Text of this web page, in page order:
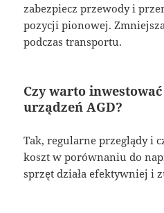
zabezpiecz przewody i
pozycji pionowej.
podczas transportu.
Czy warto
urządzeń AGD?
Tak, regularne przeglądy i
koszt w porównaniu do
sprzęt działa efektywniej i